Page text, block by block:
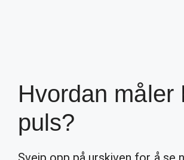
Hvordan måler
puls?